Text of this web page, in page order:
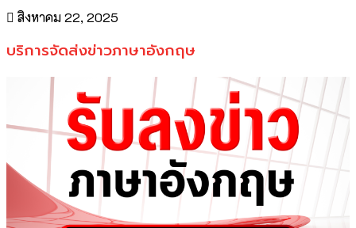
สิงหาคม 22, 2025
บริการจัดส่งข่าวภาษาอังกฤษ